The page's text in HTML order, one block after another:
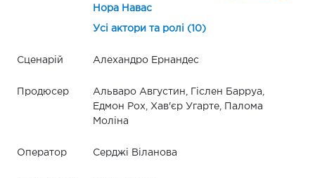
Нора Навас
Усі актори та ролі (10)
Сценарій Алехандро Ернандес
Продюсер
Альваро Августин, Гіслен Барруа,
Едмон Рох, Хав'єр Угарте, Палома
Моліна
Оператор Серджі Віланова